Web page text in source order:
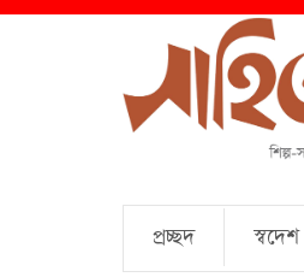
প্রচ্ছদ স্বদেশ